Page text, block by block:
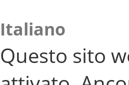
Italiano
Questo sito